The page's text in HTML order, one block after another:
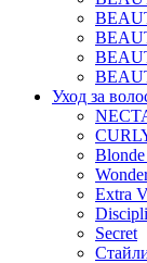
Уход за
Extra
Secret